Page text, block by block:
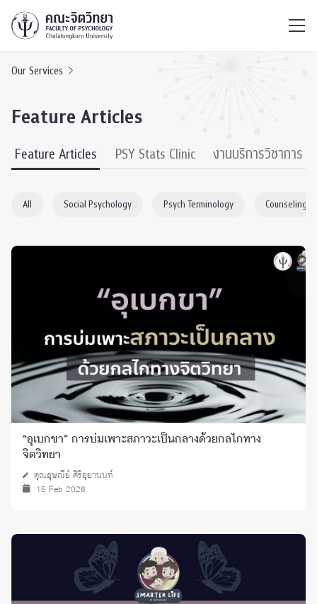
Our Services
Feature Articles
Feature Articles PSY Stats Clinic งานบริการวิชาการ
All Social Psychology Psych Terminology Counseling
“อุเบกขา” การบ่มเพาะสภาวะเป็นกลางด้วยกลไกทาง
จิตวิทยา
คุณอุษณีย์ ศิริอุยานนท์
15 Feb 2026